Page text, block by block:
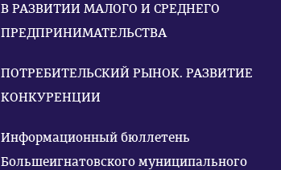
В РАЗВИТИИ МАЛОГО И СРЕДНЕГО
ПРЕДПРИНИМАТЕЛЬСТВА
ПОТРЕБИТЕЛЬСКИЙ РЫНОК. РАЗВИТИЕ
КОНКУРЕНЦИИ
Информационный бюллетень
Большеигнатовского муниципального